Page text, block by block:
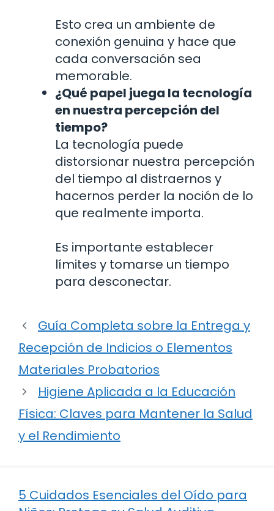
Esto crea un ambiente de
conexión genuina y hace que
cada conversación sea
memorable.
¿Qué papel juega la tecnología
en nuestra percepción del
tiempo?
La tecnología puede
distorsionar nuestra percepción
del tiempo al distraernos y
hacernos perder la noción de lo
que realmente importa.
Es importante establecer
límites y tomarse un tiempo
para desconectar.
Guía Completa sobre la Entrega y
Recepción de Indicios o Elementos
Materiales Probatorios
Higiene Aplicada a la Educación
Física: Claves para Mantener la Salud
y el Rendimiento
5 Cuidados Esenciales del Oído para